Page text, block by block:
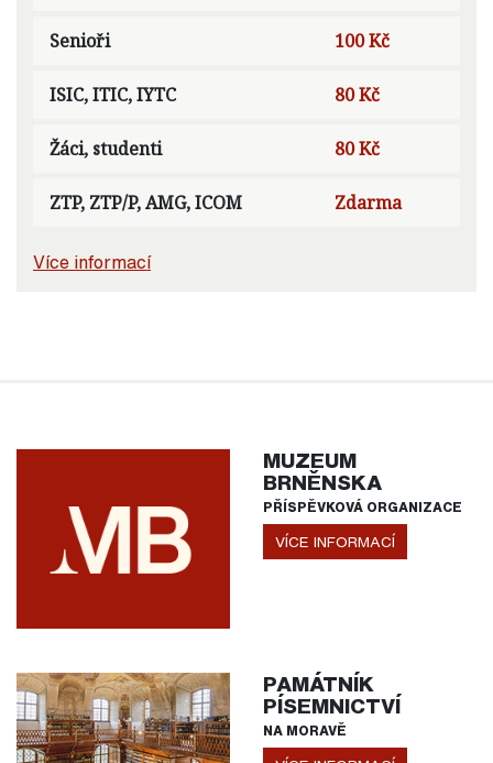
Senioři 100 Kč
ISIC, ITIC, IYTC 80 Kč
Žáci, studenti 80 Kč
ZTP, ZTP/P, AMG, ICOM Zdarma
Více informací
MUZEUM
BRNĚNSKA
PŘÍSPĚVKOVÁ ORGANIZACE
VÍCE INFORMACÍ
PAMÁTNÍK
PÍSEMNICTVÍ
NA MORAVĚ